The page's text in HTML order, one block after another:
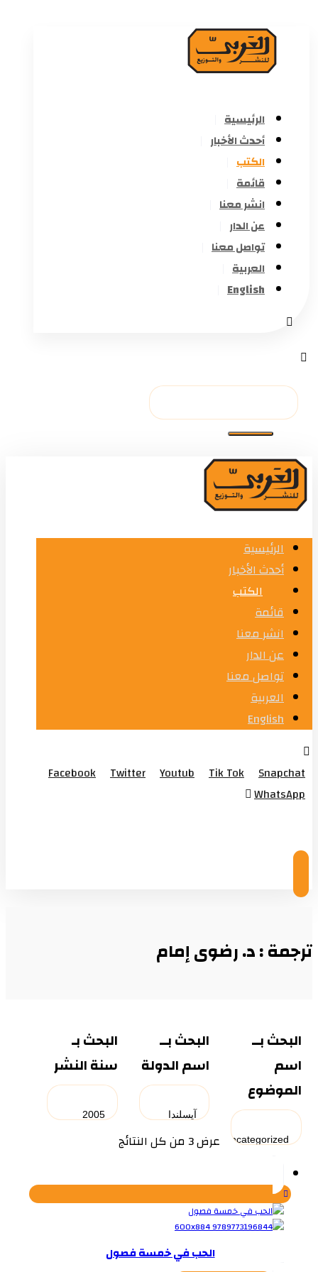
الرئيسية
أحدث الأخبار
الكتب
قائمة
انشر معنا
عن الدار
تواصل معنا
العربية
English
الرئيسية
أحدث الأخبار
الكتب
قائمة
انشر معنا
عن الدار
تواصل معنا
العربية
English
Facebook Twitter Youtub Tik Tok
Snapchat
WhatsApp
ترجمة : د. رضوى إمام
البحث بــ
اسم
الموضوع
البحث بــ
اسم الدولة
البحث بـ
سنة النشر
عرض ⁦3⁩ من كل النتائج
تم
حسب
الأحدث
الحب في خمسة فصول